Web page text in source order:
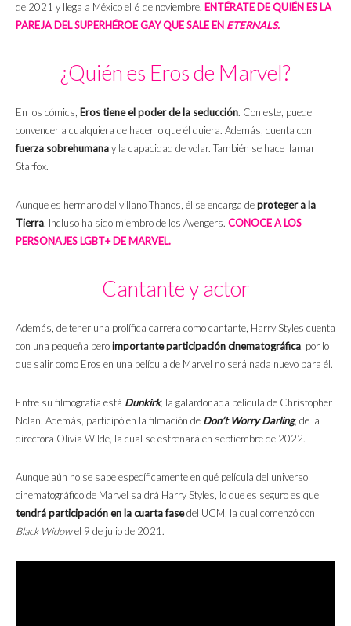
de 2021 y llega a México el 6 de noviembre. ENTÉRATE DE QUIÉN ES LA
PAREJA DEL SUPERHÉROE GAY QUE SALE EN ETERNALS.
¿Quién es Eros de Marvel?
En los cómics, Eros tiene el poder de la seducción. Con este, puede
convencer a cualquiera de hacer lo que él quiera. Además, cuenta con
fuerza sobrehumanay la capacidad de volar. También se hace llamar
Starfox.
Aunque es hermano del villano Thanos, él se encarga deproteger a la
Tierra. Incluso ha sido miembro de los Avengers. CONOCE A LOS
PERSONAJES LGBT+ DE MARVEL.
Cantante y actor
Además, de tener una prolífica carrera como cantante, Harry Styles cuenta
con una pequeña peroimportante participación cinematográfica, por lo
que salir como Eros en una película de Marvel no será nada nuevo para él.
Entre su filmografía está Dunkirk, la galardonada película de Christopher
Nolan. Además, participó en la filmación de Don’t Worry Darling, de la
directora Olivia Wilde, la cual se estrenará en septiembre de 2022.
Aunque aún no se sabe específicamente en qué película del universo
cinematográfico de Marvel saldrá Harry Styles, lo que es seguro es que
tendrá participación en la cuarta fasedel UCM, la cual comenzó con
Black Widowel 9 de julio de 2021.